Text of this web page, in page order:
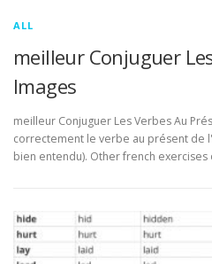
ALL
meilleur Conjuguer
Images
meilleur Conjuguer Les Verbes Au
correctement le verbe au présent de
bien entendu). Other french exercises